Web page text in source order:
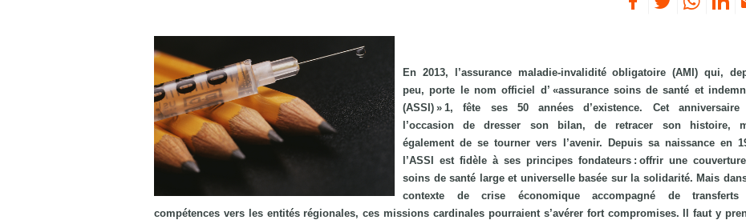
En 2013, l’assurance maladie-invalidité obligatoire (AMI) qui,
peu, porte le nom officiel d’ «assurance soins de santé et
(ASSI) » 1, fête ses 50 années d’existence. Cet anniversaire
l’occasion de dresser son bilan, de retracer son histoire,
également de se tourner vers l’avenir. Depuis sa naissance en
l’ASSI est fidèle à ses principes fondateurs : offrir une
soins de santé large et universelle basée sur la solidarité. Mais
contexte de crise économique accompagné de
compétences vers les entités régionales, ces missions cardinales pourraient s’avérer fort compromises. Il faut y